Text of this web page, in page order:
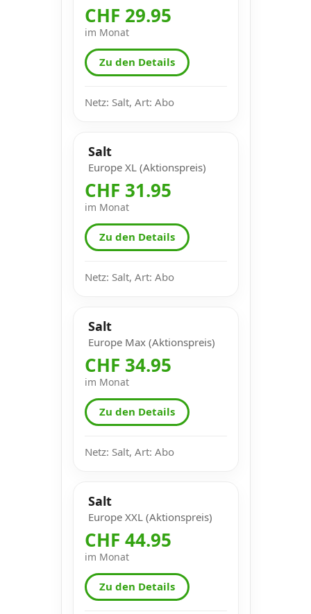
CHF 29.95
im Monat
Zu den Details
Netz: Salt, Art: Abo
Salt
Europe XL (Aktionspreis)
CHF 31.95
im Monat
Zu den Details
Netz: Salt, Art: Abo
Salt
Europe Max (Aktionspreis)
CHF 34.95
im Monat
Zu den Details
Netz: Salt, Art: Abo
Salt
Europe XXL (Aktionspreis)
CHF 44.95
im Monat
Zu den Details